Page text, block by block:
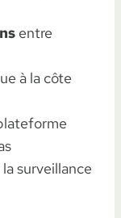
entre
à la côte
la surveillance